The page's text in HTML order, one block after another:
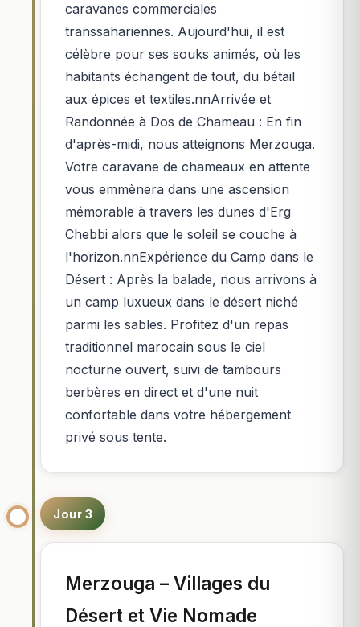
caravanes commerciales
transsahariennes. Aujourd'hui, il est
célèbre pour ses souks animés, où les
habitants échangent de tout, du bétail
aux épices et textiles.nnArrivée et
Randonnée à Dos de Chameau : En fin
d'après-midi, nous atteignons Merzouga.
Votre caravane de chameaux en attente
vous emmènera dans une ascension
mémorable à travers les dunes d'Erg
Chebbi alors que le soleil se couche à
l'horizon.nnExpérience du Camp dans le
Désert : Après la balade, nous arrivons à
un camp luxueux dans le désert niché
parmi les sables. Profitez d'un repas
traditionnel marocain sous le ciel
nocturne ouvert, suivi de tambours
berbères en direct et d'une nuit
confortable dans votre hébergement
privé sous tente.
Jour 3
Merzouga – Villages du
Désert et Vie Nomade